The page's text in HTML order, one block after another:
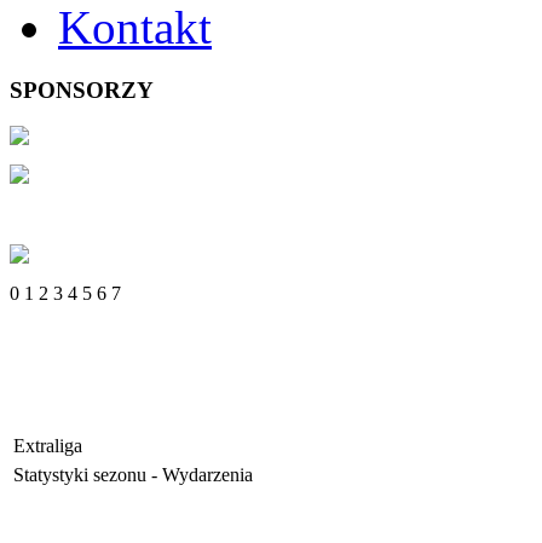
Kontakt
SPONSORZY
0 1 2 3 4 5 6 7
Extraliga
Statystyki sezonu - Wydarzenia